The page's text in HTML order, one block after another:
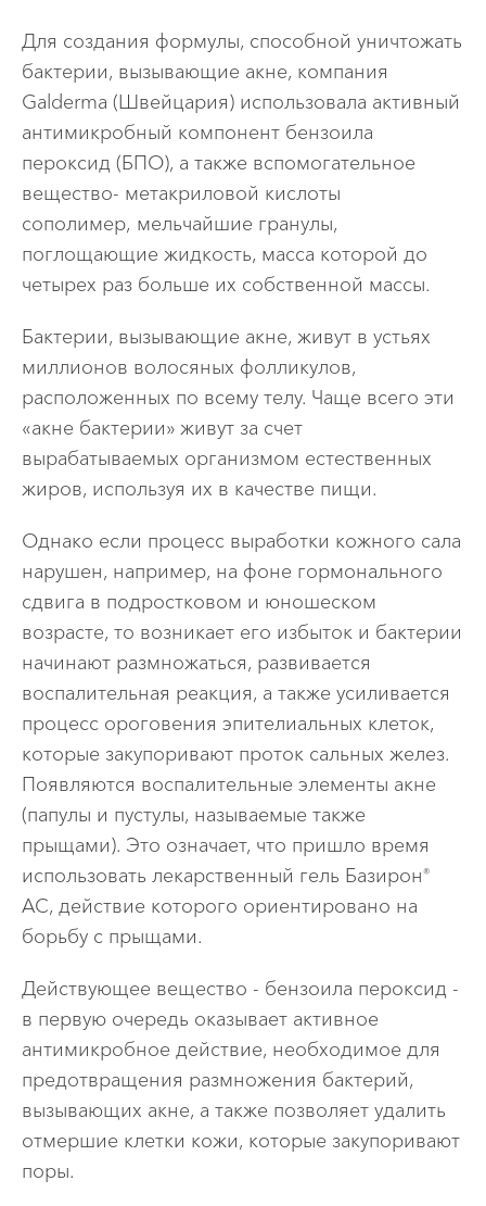
Главная
Info menu
Для создания формулы, способной уничтожать
бактерии, вызывающие акне, компания
Galderma (Швейцария) использовала активный
антимикробный компонент бензоила
пероксид (БПО), а также вспомогательное
вещество- метакриловой кислоты
сополимер, мельчайшие гранулы,
поглощающие жидкость, масса которой до
четырех раз больше их собственной массы.
Бактерии, вызывающие акне, живут в устьях
миллионов волосяных фолликулов,
расположенных по всему телу. Чаще всего эти
«акне бактерии» живут за счет
вырабатываемых организмом естественных
жиров, используя их в качестве пищи.
Однако если процесс выработки кожного сала
нарушен, например, на фоне гормонального
сдвига в подростковом и юношеском
возрасте, то возникает его избыток и бактерии
начинают размножаться, развивается
воспалительная реакция, а также усиливается
процесс ороговения эпителиальных клеток,
которые закупоривают проток сальных желез.
Появляются воспалительные элементы акне
(папулы и пустулы, называемые также
прыщами). Это означает, что пришло время
использовать лекарственный гель Базирон®
АС, действие которого ориентировано на
борьбу с прыщами.
Действующее вещество - бензоила пероксид -
в первую очередь оказывает активное
антимикробное действие, необходимое для
предотвращения размножения бактерий,
вызывающих акне, а также позволяет удалить
отмершие клетки кожи, которые закупоривают
поры.